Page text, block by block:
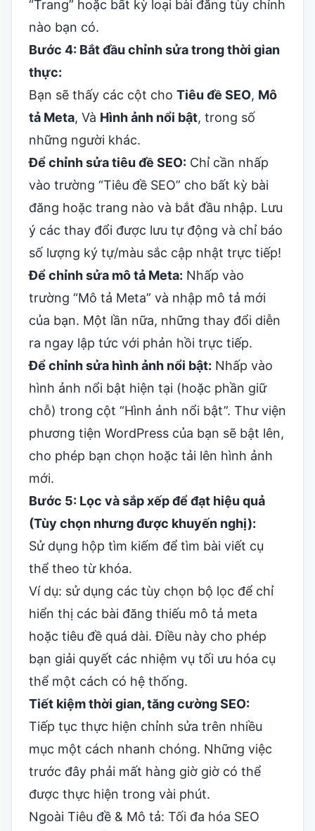
“Trang” hoặc bất kỳ loại bài đăng tùy chỉnh
nào bạn có.
Bước 4: Bắt đầu chỉnh sửa trong thời gian
thực:
Bạn sẽ thấy các cột cho Tiêu đề SEO, Mô
tả Meta, Và Hình ảnh nổi bật, trong số
những người khác.
Để chỉnh sửa tiêu đề SEO: Chỉ cần nhấp
vào trường “Tiêu đề SEO” cho bất kỳ bài
đăng hoặc trang nào và bắt đầu nhập. Lưu
ý các thay đổi được lưu tự động và chỉ báo
số lượng ký tự/màu sắc cập nhật trực tiếp!
Để chỉnh sửa mô tả Meta: Nhấp vào
trường “Mô tả Meta” và nhập mô tả mới
của bạn. Một lần nữa, những thay đổi diễn
ra ngay lập tức với phản hồi trực tiếp.
Để chỉnh sửa hình ảnh nổi bật: Nhấp vào
hình ảnh nổi bật hiện tại (hoặc phần giữ
chỗ) trong cột “Hình ảnh nổi bật”. Thư viện
phương tiện WordPress của bạn sẽ bật lên,
cho phép bạn chọn hoặc tải lên hình ảnh
mới.
Bước 5: Lọc và sắp xếp để đạt hiệu quả
(Tùy chọn nhưng được khuyến nghị):
Sử dụng hộp tìm kiếm để tìm bài viết cụ
thể theo từ khóa.
Ví dụ: sử dụng các tùy chọn bộ lọc để chỉ
hiển thị các bài đăng thiếu mô tả meta
hoặc tiêu đề quá dài. Điều này cho phép
bạn giải quyết các nhiệm vụ tối ưu hóa cụ
thể một cách có hệ thống.
Tiết kiệm thời gian, tăng cường SEO:
Tiếp tục thực hiện chỉnh sửa trên nhiều
mục một cách nhanh chóng. Những việc
trước đây phải mất hàng giờ giờ có thể
được thực hiện trong vài phút.
Ngoài Tiêu đề & Mô tả: Tối đa hóa SEO